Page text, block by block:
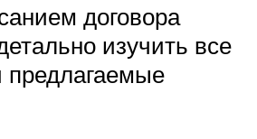
договора
изучить все
предлагаемые